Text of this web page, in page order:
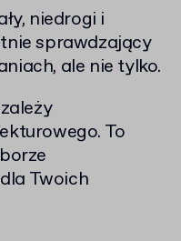
niedrogi i
sprawdzający
ale nie tylko.
To
Twoich